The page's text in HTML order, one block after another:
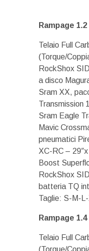
Rampage
Telaio Full
(Torque/
RockShox
a disco
Sram XX,
Transmission
Sram Eagle
Mavic
pneumatici
XC-RC –
Boost
RockShox
batteria TQ
Taglie: S-M-
Rampage
Telaio Full
(Torque/